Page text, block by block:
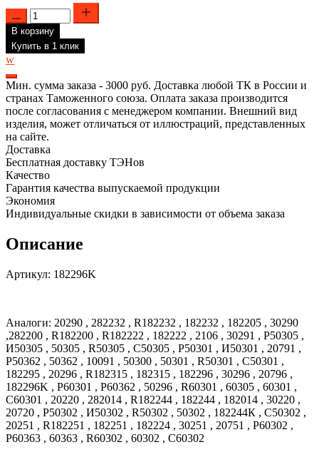
составляла
2691,00 ₽.
Количество
товара
Комплект
ТЭН
RCT
для
водонагревателя
Ariston,
Real
1.5
кВт
+
прокладка
+
анод
М6,
182296K
В корзину
Купить в 1 клик
w
Мин. сумма заказа - 3000 руб. Доставка любой ТК в России и
странах Таможенного союза. Оплата заказа производится
после согласования с менеджером компании. Внешний вид
изделия, может отличаться от иллюстраций, представленных
на сайте.
Доставка
Бесплатная доставку ТЭНов
Качество
Гарантия качества выпускаемой продукции
Экономия
Индивидуальные скидки в зависимости от объема заказа
Описание
Артикул: 182296K
Аналоги: 20290 , 282232 , R182232 , 182232 , 182205 , 30290
,282200 , R182200 , R182222 , 182222 , 2106 , 30291 , Р50305 ,
И50305 , 50305 , R50305 , C50305 , Р50301 , И50301 , 20791 ,
Р50362 , 50362 , 10091 , 50300 , 50301 , R50301 , C50301 ,
182295 , 20296 , R182315 , 182315 , 182296 , 30296 , 20796 ,
182296K , Р60301 , Р60362 , 50296 , R60301 , 60305 , 60301 ,
C60301 , 20220 , 282014 , R182244 , 182244 , 182014 , 30220 ,
20720 , Р50302 , И50302 , R50302 , 50302 , 182244К , C50302 ,
20251 , R182251 , 182251 , 182224 , 30251 , 20751 , Р60302 ,
Р60363 , 60363 , R60302 , 60302 , C60302